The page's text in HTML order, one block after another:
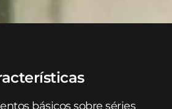
básicos sobre séries